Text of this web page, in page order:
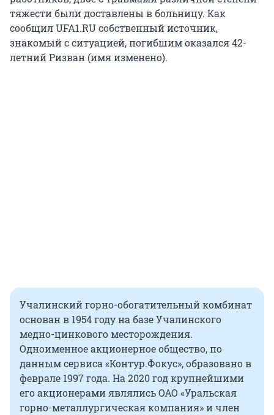
тяжести были доставлены в больницу. Как
сообщил UFA1.RU собственный источник,
знакомый с ситуацией, погибшим оказался 42-
летний Ризван (имя изменено).
Учалинский горно-обогатительный комбинат
основан в 1954 году на базе Учалинского
медно-цинкового месторождения.
Одноименное акционерное общество, по
данным сервиса «Контур.Фокус», образовано в
феврале 1997 года. На 2020 год крупнейшими
его акционерами являлись ОАО «Уральская
горно-металлургическая компания» и член